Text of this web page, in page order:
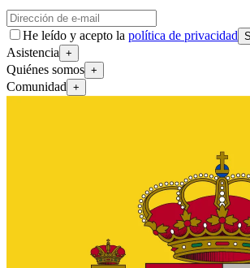
He leído y acepto la política de privacidad
Asistencia +
Quiénes somos +
Comunidad +